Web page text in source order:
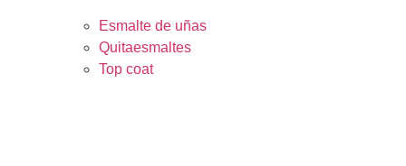
Esmalte de uñas
Quitaesmaltes
Top coat